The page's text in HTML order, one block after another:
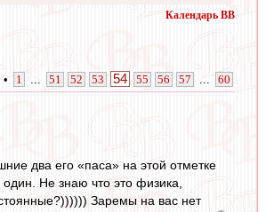
Календарь ВВ
• 1 51 52 53 54 55 56 57 60
два его «паса» на этой отметке
Не знаю что это физика,
Заремы на вас нет